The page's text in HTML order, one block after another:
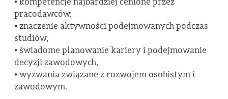
pracodawców,
• znaczenie aktywności podejmowanych podczas
studiów,
• świadome planowanie kariery i podejmowanie
decyzji zawodowych,
• wyzwania związane z rozwojem osobistym i
zawodowym.